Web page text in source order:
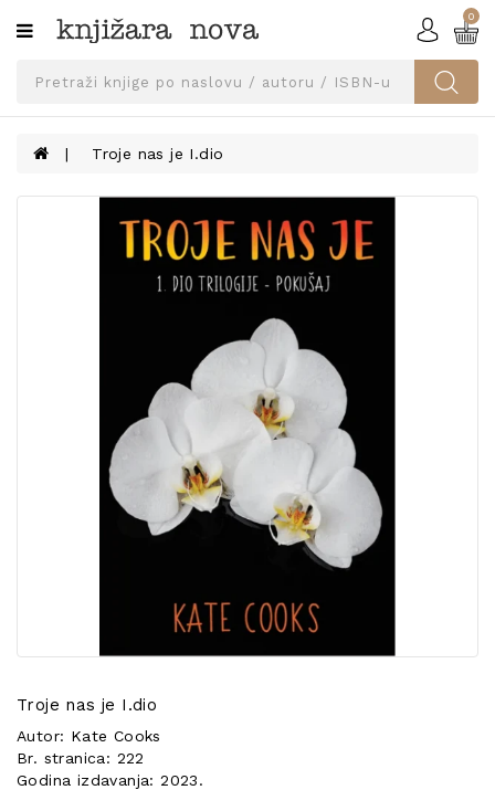
Kategorije
SVEUČILIŠNA
UDŽBENICI
KNJIGE
0
Troje nas je I.dio
Troje nas je I.dio
Autor: Kate Cooks
Br. stranica: 222
Godina izdavanja: 2023.